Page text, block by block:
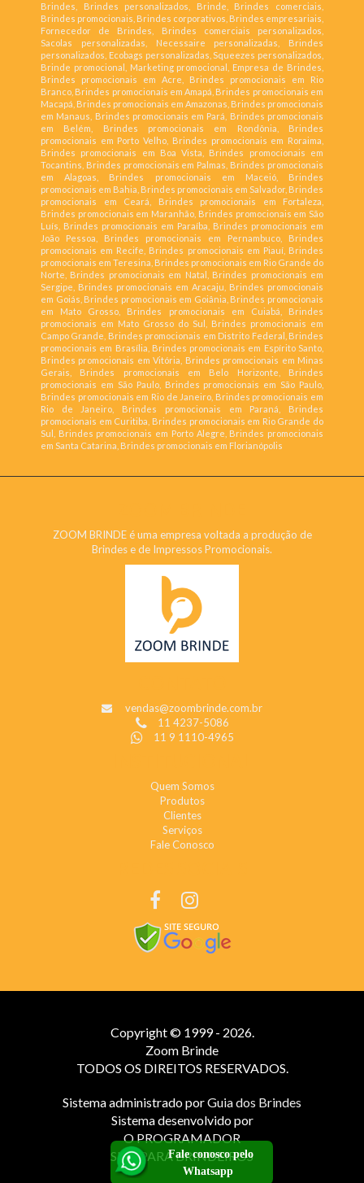
Brindes, Brindes personalizados, Brinde, Brindes comerciais,
Brindes promocionais, Brindes corporativos, Brindes empresariais,
Fornecedor de Brindes, Brindes comerciais personalizados,
Sacolas personalizadas, Necessaire personalizadas, Brindes
personalizados, Ecobags personalizadas, Squeezes personalizados,
Brinde promocional, Marketing promocional, Empresa de Brindes,
Brindes promocionais em Acre, Brindes promocionais em Rio
Branco, Brindes promocionais em Amapá, Brindes promocionais em
Macapá, Brindes promocionais em Amazonas, Brindes promocionais
em Manaus, Brindes promocionais em Pará, Brindes promocionais
em Belém, Brindes promocionais em Rondônia, Brindes
promocionais em Porto Velho, Brindes promocionais em Roraima,
Brindes promocionais em Boa Vista, Brindes promocionais em
Tocantins, Brindes promocionais em Palmas, Brindes promocionais
em Alagoas, Brindes promocionais em Maceió, Brindes
promocionais em Bahia, Brindes promocionais em Salvador, Brindes
promocionais em Ceará, Brindes promocionais em Fortaleza,
Brindes promocionais em Maranhão, Brindes promocionais em São
Luís, Brindes promocionais em Paraíba, Brindes promocionais em
João Pessoa, Brindes promocionais em Pernambuco, Brindes
promocionais em Recife, Brindes promocionais em Piauí, Brindes
promocionais em Teresina, Brindes promocionais em Rio Grande do
Norte, Brindes promocionais em Natal, Brindes promocionais em
Sergipe, Brindes promocionais em Aracaju, Brindes promocionais
em Goiás, Brindes promocionais em Goiânia, Brindes promocionais
em Mato Grosso, Brindes promocionais em Cuiabá, Brindes
promocionais em Mato Grosso do Sul, Brindes promocionais em
Campo Grande, Brindes promocionais em Distrito Federal, Brindes
promocionais em Brasília, Brindes promocionais em Espírito Santo,
Brindes promocionais em Vitória, Brindes promocionais em Minas
Gerais, Brindes promocionais em Belo Horizonte, Brindes
promocionais em São Paulo, Brindes promocionais em São Paulo,
Brindes promocionais em Rio de Janeiro, Brindes promocionais em
Rio de Janeiro, Brindes promocionais em Paraná, Brindes
promocionais em Curitiba, Brindes promocionais em Rio Grande do
Sul, Brindes promocionais em Porto Alegre, Brindes promocionais
em Santa Catarina, Brindes promocionais em Florianópolis
ZOOM BRINDE é uma empresa voltada a produção de
Brindes e de Impressos Promocionais.
vendas@zoombrinde.com.br
11 4237-5086
11 9 1110-4965
Quem Somos
Produtos
Clientes
Serviços
Fale Conosco
Copyright © 1999 - 2026.
Zoom Brinde
TODOS OS DIREITOS RESERVADOS.
Sistema administrado porGuia dos Brindes
Sistema desenvolvido por
O PROGRAMADOR
SITE PARA BRINDEIROS
Fale conosco pelo
Whatsapp